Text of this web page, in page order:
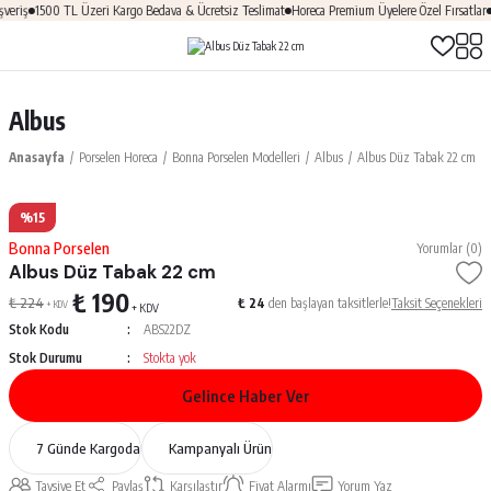
1500 TL Üzeri Kargo Bedava & Ücretsiz Teslimat Horeca Premium Üyelere Özel Fırsatlar
Albus
Anasayfa Porselen Horeca Bonna Porselen Modelleri Albus Albus Düz Tabak 22 cm
%15
Bonna Porselen Yorumlar (0)
Albus Düz Tabak 22 cm
₺ 224 + KDV ₺ 190+ KDV ₺ 24 den başlayan taksitlerle!Taksit Seçenekleri
Stok Kodu
ABS22DZ
Stok Durumu
Stokta yok
Gelince Haber Ver
7 Günde Kargoda Kampanyalı Ürün
Tavsiye Et Paylaş Karşılaştır Fiyat Alarmı Yorum Yaz